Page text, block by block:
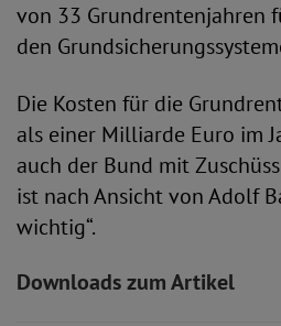
von 33 Grundrentenjahren
den
Die Kosten für die
als einer Milliarde Euro im
auch der Bund mit
ist nach Ansicht von Adolf
wichtig“.
Downloads zum Artikel